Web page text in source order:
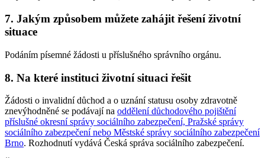
7. Jakým způsobem můžete zahájit řešení životní
situace
Podáním písemné žádosti u příslušného správního orgánu.
8. Na které instituci životní situaci řešit
Žádosti o invalidní důchod a o uznání statusu osoby zdravotně
znevýhodněné se podávají na oddělení důchodového pojištění
příslušné okresní správy sociálního zabezpečení, Pražské správy
sociálního zabezpečení nebo Městské správy sociálního zabezpečení
Brno. Rozhodnutí vydává Česká správa sociálního zabezpečení.